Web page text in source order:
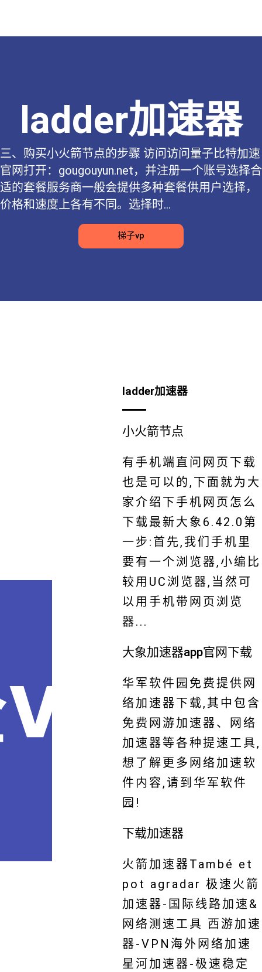
ladder加速器
三、购买小火箭节点的步骤 访问访问量子比特加速
官网打开：gougouyun.net，并注册一个账号选择合
适的套餐服务商一般会提供多种套餐供用户选择，
价格和速度上各有不同。选择时...
梯子vp
ladder加速器
小火箭节点
有手机端直问网页下载
也是可以的,下面就为大
家介绍下手机网页怎么
下载最新大象6.42.0第
一步:首先,我们手机里
要有一个浏览器,小编比
较用UC浏览器,当然可
以用手机带网页浏览
器...
大象加速器app官网下载
华军软件园免费提供网
络加速器下载,其中包含
免费网游加速器、网络
加速器等各种提速工具,
想了解更多网络加速软
件内容,请到华军软件
园!
下载加速器
火箭加速器També et
pot agradar 极速火箭
加速器-国际线路加速&
网络测速工具 西游加速
器-VPN海外网络加速
星河加速器-极速稳定